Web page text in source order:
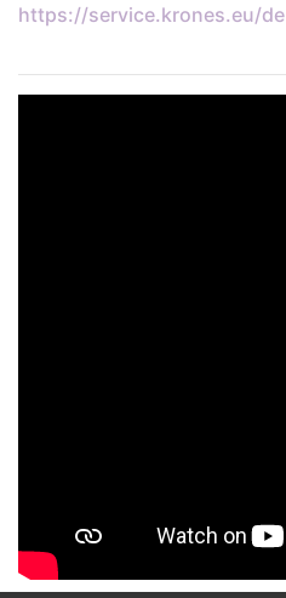
https://service.krones.eu/de